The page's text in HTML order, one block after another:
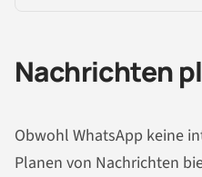
Nachrichten
Obwohl WhatsApp keine
Planen von Nachrichten